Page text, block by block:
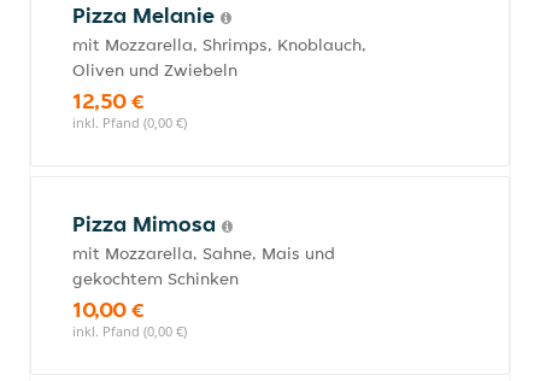
Pizza Melanie
mit Mozzarella, Shrimps, Knoblauch,
Oliven und Zwiebeln
12,50 €
inkl. Pfand (0,00 €)
Pizza Mimosa
mit Mozzarella, Sahne, Mais und
gekochtem Schinken
10,00 €
inkl. Pfand (0,00 €)